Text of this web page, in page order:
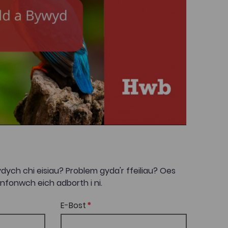
chi eisiau? Problem gyda'r ffeiliau? Oes
eich adborth i ni.
E-Bost